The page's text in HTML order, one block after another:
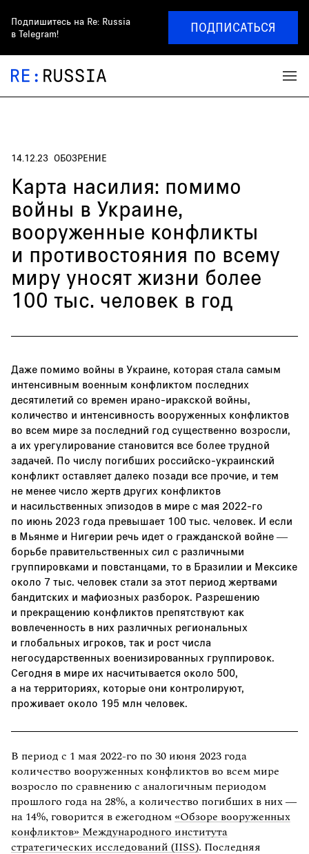
Подпишитесь на Re: Russia
в Telegram!
ПОДПИСАТЬСЯ
14.12.23 ОБОЗРЕНИЕ
Карта насилия: помимо
войны в Украине,
вооруженные конфликты
и противостояния по всему
миру уносят жизни более
100 тыс. человек в год
Даже помимо войны в Украине, которая стала самым
интенсивным военным конфликтом последних
десятилетий со времен ирано-иракской войны,
количество и интенсивность вооруженных конфликтов
во всем мире за последний год существенно возросли,
а их урегулирование становится все более трудной
задачей. По числу погибших российско-украинский
конфликт оставляет далеко позади все прочие, и тем
не менее число жертв других конфликтов
и насильственных эпизодов в мире с мая 2022-го
по июнь 2023 года превышает 100 тыс. человек. И если
в Мьянме и Нигерии речь идет о гражданской войне —
борьбе правительственных сил с различными
группировками и повстанцами, то в Бразилии и Мексике
около 7 тыс. человек стали за этот период жертвами
бандитских и мафиозных разборок. Разрешению
и прекращению конфликтов препятствуют как
вовлеченность в них различных региональных
и глобальных игроков, так и рост числа
негосударственных военизированных группировок.
Сегодня в мире их насчитывается около 500,
а на территориях, которые они контролируют,
проживает около 195 млн человек.
В период с 1 мая 2022-го по 30 июня 2023 года
количество вооруженных конфликтов во всем мире
возросло по сравнению с аналогичным периодом
прошлого года на 28%, а количество погибших в них —
на 14%, говорится в ежегодном «Обзоре вооруженных
конфликтов» Международного института
стратегических исследований (IISS). Последняя